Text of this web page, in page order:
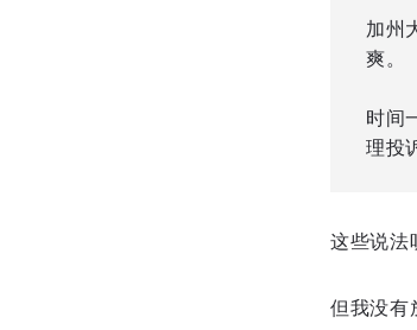
加州
爽。
时间
理投
这些说法
但我没有